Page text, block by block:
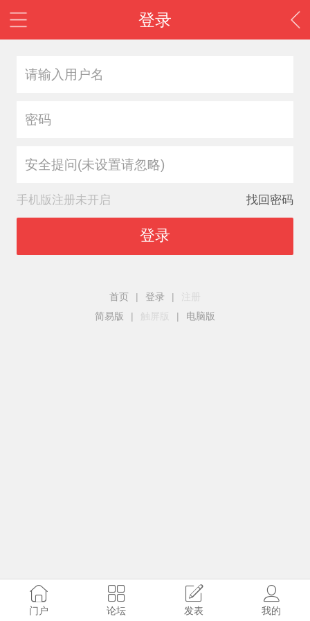
登录
安全提问(未设置请忽略)
手机版注册未开启 找回密码
登录
首页 | 登录 |
注册
简易版
| 触屏版 | 电脑版
门户 论坛 发表 我的